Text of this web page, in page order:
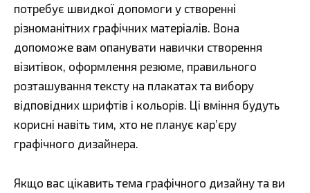
потребує швидкої допомоги у створенні
різноманітних графічних матеріалів. Вона
допоможе вам опанувати навички створення
візитівок, оформлення резюме, правильного
розташування тексту на плакатах та вибору
відповідних шрифтів і кольорів. Ці вміння будуть
корисні навіть тим, хто не планує кар’єру
графічного дизайнера.
Якщо вас цікавить тема графічного дизайну та ви